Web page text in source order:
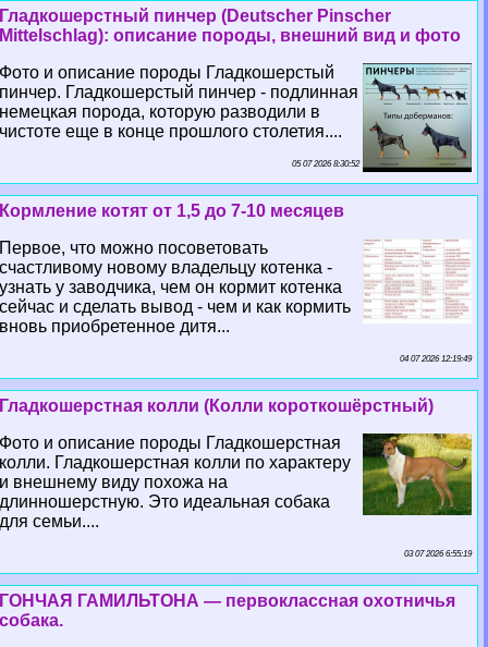
Гладкошерстный пинчер (Deutscher Pinscher
Mittelschlag): описание породы, внешний вид и фото
Фото и описание породы Гладкошерстый
пинчер. Гладкошерстый пинчер - подлинная
немецкая порода, которую разводили в
чистоте еще в конце прошлого столетия....
05 07 2026 8:30:52
Кормление котят от 1,5 до 7-10 месяцев
Первое, что можно посоветовать
счастливому новому владельцу котенка -
узнать у заводчика, чем он кормит котенка
сейчас и сделать вывод - чем и как кормить
вновь приобретенное дитя...
04 07 2026 12:19:49
Гладкошерстная колли (Колли короткошёрстный)
Фото и описание породы Гладкошерстная
колли. Гладкошерстная колли по хаpaктеру
и внешнему виду похожа на
длинношерстную. Это идеальная собака
для семьи....
03 07 2026 6:55:19
ГОНЧАЯ ГАМИЛЬТОНА — первоклассная охотничья
собака.